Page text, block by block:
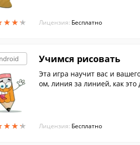
★★★
★★★ Лицензия: Бесплатно
★★★
★★★
Учимся рисовать
Эта игра научит вас и
ом, линия за линией, как это
Лицензия: Бесплатно